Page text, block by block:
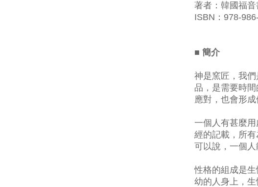
著者：韓國福音
ISBN：978-
■ 簡介
神是窯匠，我
品，是需要時
應對，也會形
一個人有甚麼
經的記載，所
可以說，一個人
性格的組成是
幼的人身上，